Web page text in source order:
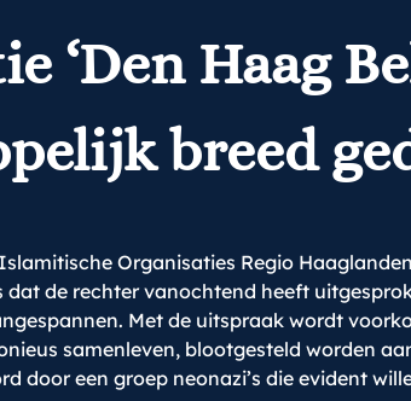
‘Den Haag
breed
Organisaties Regio
dat de rechter vanochtend heeft
Met de uitspraak wordt
samenleven, blootgesteld worden
door een groep neonazi’s die evident